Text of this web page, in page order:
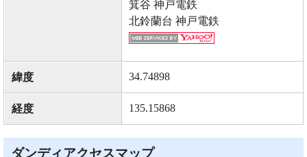
箕谷 神戸電鉄
北鈴蘭台 神戸電鉄
緯度 34.74898
経度 135.15868
ダンディアクセスマップ